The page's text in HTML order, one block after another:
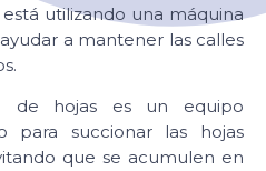
utilizando una máquina
a mantener las calles
de hojas es un equipo
para succionar las hojas
que se acumulen en